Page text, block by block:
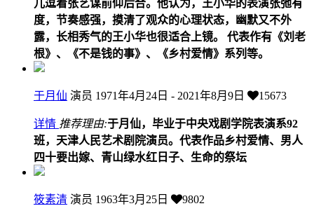
儿逗着张艺谋前仰后合。他认为，王小华的表演张弛有
度，节奏感强，摸清了观众的心理状态，幽默又不外
露，长相秀气的王小华也很适合上镜。 代表作有《刘老
根》、《不是钱的事》、《乡村爱情》系列等。
于月仙 演员 1971年4月24日 - 2021年8月9日 15673
详情 推荐理由:于月仙，毕业于中央戏剧学院表演系92
班，天津人民艺术剧院演员。代表作品乡村爱情、男人
四十要出嫁、青山绿水红日子、生命的祭坛
筱素清 演员 1963年3月25日 9802